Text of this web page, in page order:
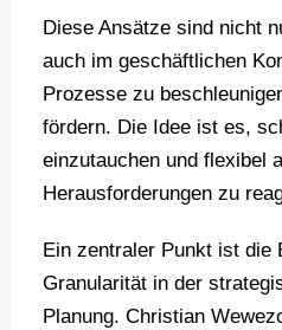
Diese Ansätze sind nicht
auch im geschäftlichen
Prozesse zu
fördern. Die Idee ist es,
einzutauchen und flexibel
Herausforderungen zu
Ein zentraler Punkt ist die
Granularität in der
Planung. Christian